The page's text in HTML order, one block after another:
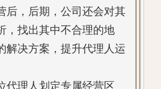
后，后期，公司还会对其
，找出其中不合理的地
解决方案，提升代理人运
代理人划定专属经营区